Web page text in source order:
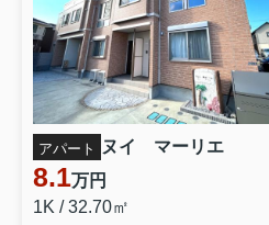
アパート ヌイ マーリエ
8.1万円
1K / 32.70㎡